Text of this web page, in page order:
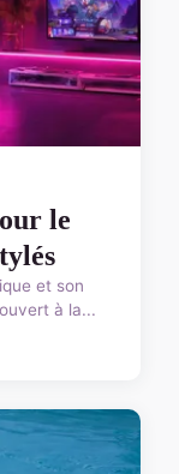
le
et son
à la...